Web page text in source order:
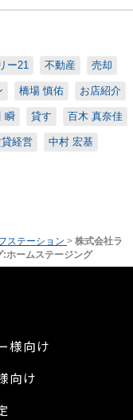
ー21 不動産 売却
橋場 慎佑 お店紹介
瞬 貸す 百木 真奈佳
経営 中村 宏基
ステーション > 株式会社ラ
:ホームステージング
様向け
向け